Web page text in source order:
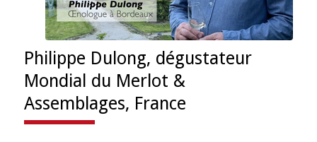
Philippe Dulong, dégustateur
Mondial du Merlot &
Assemblages, France